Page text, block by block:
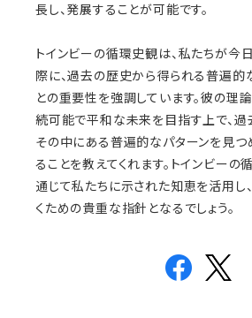
長し、発展することが可能です。
トインビーの循環史観は、私たちが今
際に、過去の歴史から得られる普遍的
との重要性を強調しています。彼の理
続可能で平和な未来を目指す上で、過
その中にある普遍的なパターンを見つ
ることを教えてくれます。トインビーの
通じて私たちに示された知恵を活用し
くための貴重な指針となるでしょう。